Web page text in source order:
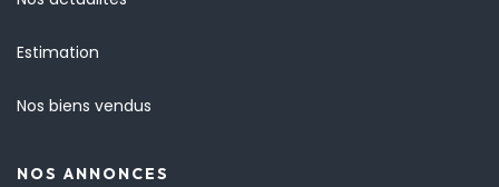
Estimation
Nos biens vendus
NOS ANNONCES